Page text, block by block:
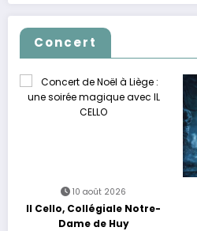
Concert
10 août 2026
Il Cello, Collégiale Notre-
Dame de Huy